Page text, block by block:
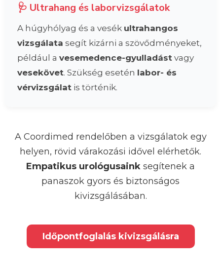
🩺 Ultrahang és laborvizsgálatok
A húgyhólyag és a vesék ultrahangos
vizsgálata segít kizárni a szövődményeket,
például a vesemedence-gyulladást vagy
vesekövet. Szükség esetén labor- és
vérvizsgálat is történik.
A Coordimed rendelőben a vizsgálatok egy
helyen, rövid várakozási idővel elérhetők.
Empatikus urológusaink segítenek a
panaszok gyors és biztonságos
kivizsgálásában.
Időpontfoglalás kivizsgálásra